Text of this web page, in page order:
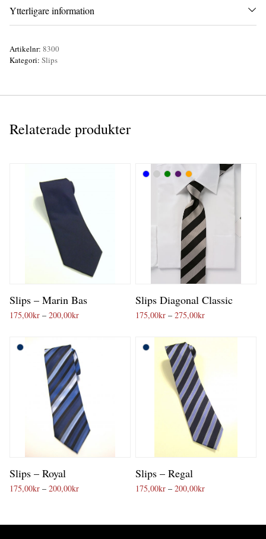
Ytterligare information
Artikelnr: 8300
Kategori: Slips
Relaterade produkter
Slips – Marin Bas
175,00kr – 200,00krPrisintervall: 175,00kr till 200,00kr
Slips Diagonal Classic
175,00kr – 275,00krPrisintervall:
Slips – Royal
175,00kr – 200,00krPrisintervall: 175,00kr till 200,00kr
Slips – Regal
175,00kr – 200,00krPrisintervall: